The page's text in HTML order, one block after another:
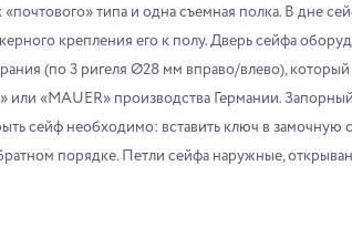
типа и одна съемная полка. В дне
крепления его к полу. Дверь сейфа
(по 3 ригеля Ø28 мм вправо/влево),
«MAUER» производства Германии.
сейф необходимо: вставить ключ в замочную
порядке. Петли сейфа наружные,